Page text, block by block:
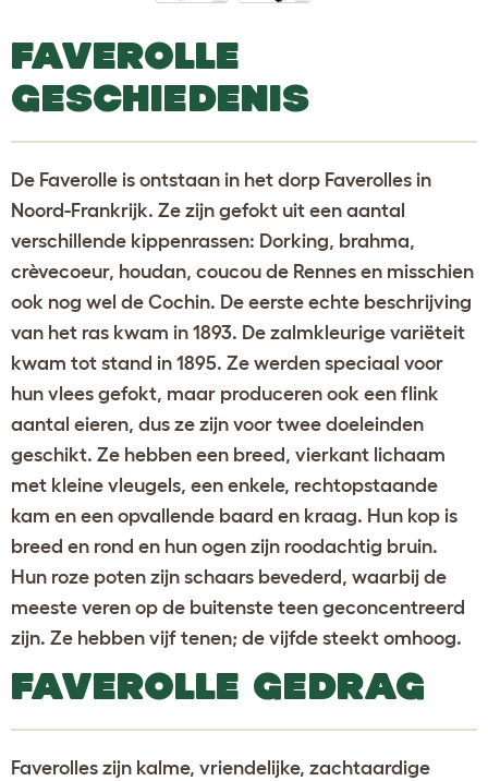
FAVEROLLE
GESCHIEDENIS
De Faverolle is ontstaan in het dorp Faverolles in
Noord-Frankrijk. Ze zijn gefokt uit een aantal
verschillende kippenrassen: Dorking, brahma,
crèvecoeur, houdan, coucou de Rennes en misschien
ook nog wel de Cochin. De eerste echte beschrijving
van het ras kwam in 1893. De zalmkleurige variëteit
kwam tot stand in 1895. Ze werden speciaal voor
hun vlees gefokt, maar produceren ook een flink
aantal eieren, dus ze zijn voor twee doeleinden
geschikt. Ze hebben een breed, vierkant lichaam
met kleine vleugels, een enkele, rechtopstaande
kam en een opvallende baard en kraag. Hun kop is
breed en rond en hun ogen zijn roodachtig bruin.
Hun roze poten zijn schaars bevederd, waarbij de
meeste veren op de buitenste teen geconcentreerd
zijn. Ze hebben vijf tenen; de vijfde steekt omhoog.
FAVEROLLE GEDRAG
Faverolles zijn kalme, vriendelijke, zachtaardige